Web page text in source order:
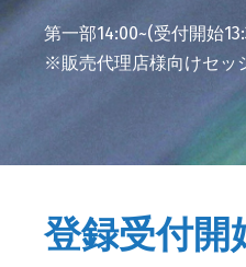
第一部14:00~(受付開始
※販売代理店様向けセッ
登録受付開